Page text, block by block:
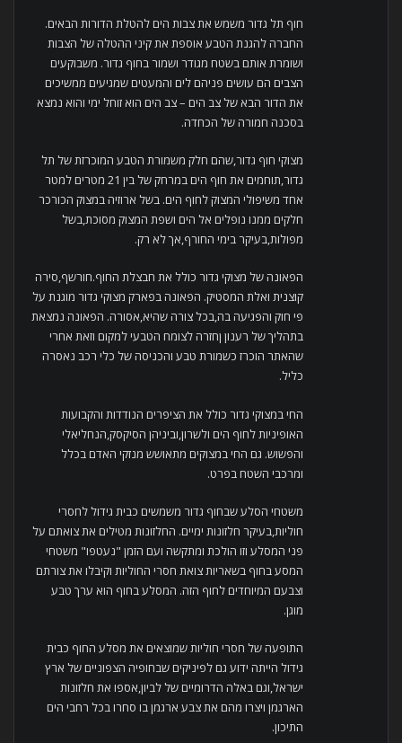
חוף תל גדור משמש את צבות הים להטלת הדורות הבאים.
החברה להגנת הטבע אוספת את קיני ההטלה של הצבות
ושומרת אותם בשטח מגודר ושמור בחוף גדור. משבוקעים
הצבים הם עושים פניהם לים והמעטים שמגיעים ממשיכים
את הדור הבא של צב הים – צב הים הוא זוחל ימי והוא נמצא
בסכנה חמורה של הכחדה.
מצוקי חוף גדור,שהם חלק משמורת הטבע המוכרזת של תל
גדור,תוחמים את חוף הים במרחק של בין 21 מטרים למטר
אחד משיפולי המצוק לחוף הים. בשל ארוזיה במצוק הכורכר
חלקים ממנו נופלים אל הים ושפת המצוק מסוכת,בשל
מפולות,בעיקר בימי החורף,אך לא רק.
הפאונה של מצוקי גדור כולל את חבצלת החוף.חורשף,סירה
קוצנית ואלת המסטיק. הפאונה בפארק מצוקי גדור מוגנת על
פי חוק והפגיעה בה,בכל צורה שהיא,אסורה. הפאונה נמצאת
בתהליך של רענון ןחזרה לצומח הטבעי למקום וזאת אחרי
שהאתר הוכרז כשמורת טבע והכניסה של כלי רכב נאסרה
כליל.
החי במצוקי גדור כולל את הציפרים הנודדות והקבועות
האופיניות לחוף הים ולשרון,וביניהן הסיקסק,הנחליאלי
והפשוש. גם החי במצוקים מתאושש מנזקי האדם בכלל
ומרכבי השטח בפרט.
משטחי הסלע שבחוף גדור משמשים כבית גידול לחסרי
חוליות,בעיקר חלזונות ימיים. החלזונות מטילים את צואתם על
פני המסלע וזו הולכת ומתקשה ועם הזמן "נעטפו" משטחי
המסע בחוף בשאריות צואת חסרי החוליות וקיבלו את צורתם
וצבעם המיוחדים לחוף הזה. המסלע בחוף הוא ערך טבע
מוגן.
התופעה של חסרי חוליות שמוצאים את מסלע החוף כבית
גידול הייתה ידוע גם לפיניקים שבחופיה הצפוניים של ארץ
ישראל,וגם באלה הדרומיים של לביון,אספו את חלזונות
הארגמן ויצרו מהם את צבע ארגמן בו סחרו בכל רחבי הים
התיכון.